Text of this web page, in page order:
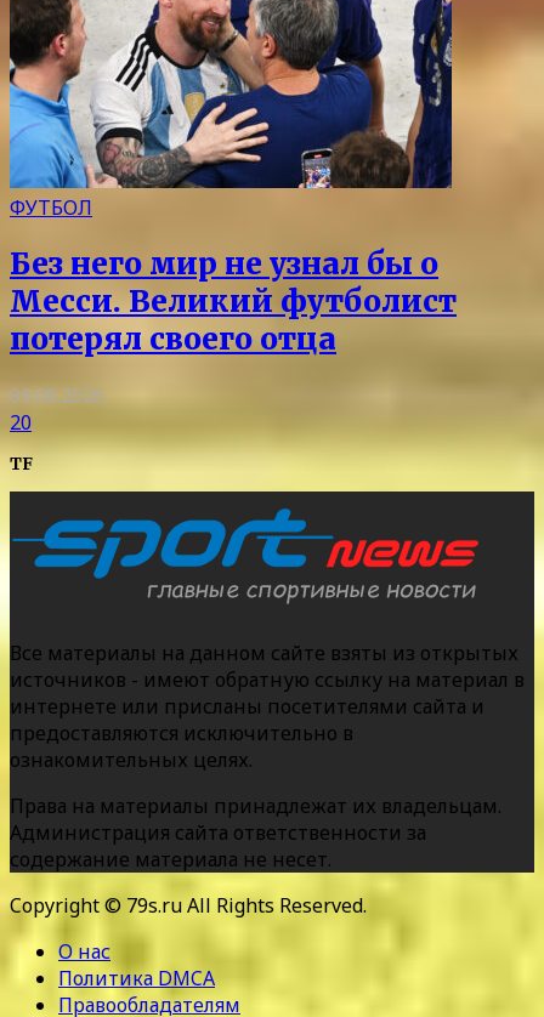
ФУТБОЛ
Без него мир не узнал бы о
Месси. Великий футболист
потерял своего отца
09.08.2026
20
TF
Все материалы на данном сайте взяты из открытых
источников - имеют обратную ссылку на материал в
интернете или присланы посетителями сайта и
предоставляются исключительно в
ознакомительных целях.
Права на материалы принадлежат их владельцам.
Администрация сайта ответственности за
содержание материала не несет.
Copyright © 79s.ru All Rights Reserved.
О нас
Политика DMCA
Правообладателям